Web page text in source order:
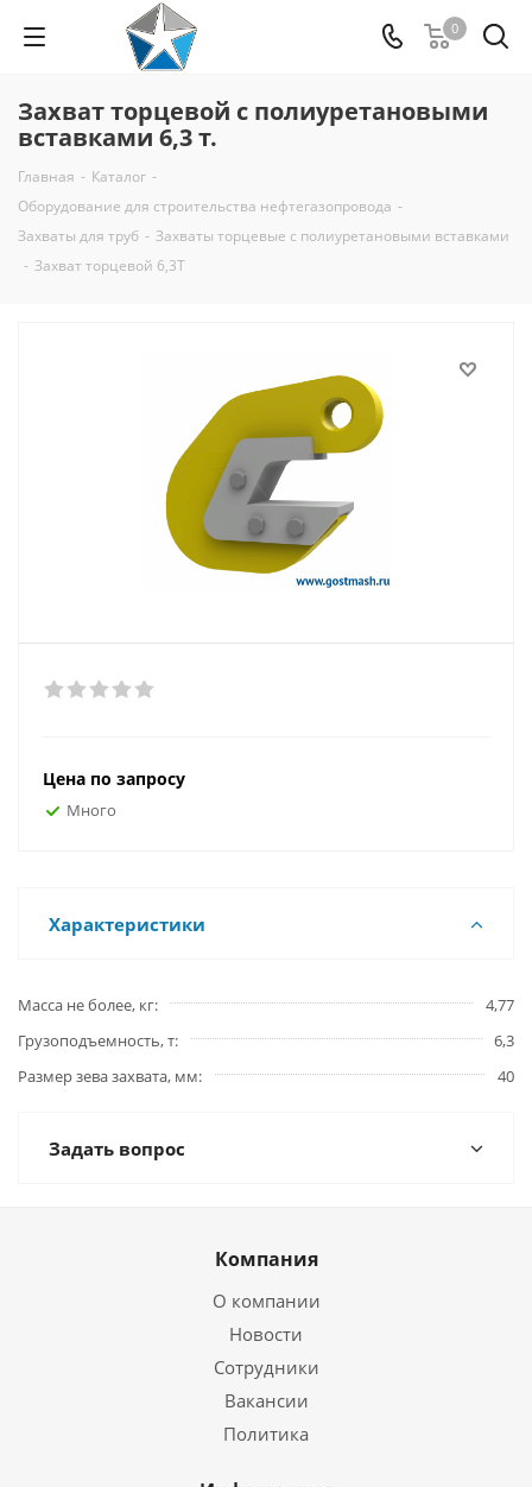
0
Захват торцевой с полиуретановыми
вставками 6,3 т.
Главная - Каталог -
Оборудование для строительства нефтегазопровода -
Захваты для труб - Захваты торцевые с полиуретановыми вставками
- Захват торцевой 6,3Т
Цена по запросу
Много
Характеристики
Масса не более, кг
4,77
Грузоподъемность, т
6,3
Размер зева захвата, мм
40
Задать вопрос
Компания
О компании
Новости
Сотрудники
Вакансии
Политика